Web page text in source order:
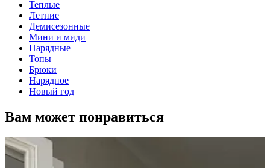
Теплые
Летние
Демисезонные
Мини и миди
Нарядные
Топы
Брюки
Нарядное
Новый год
Вам может понравиться